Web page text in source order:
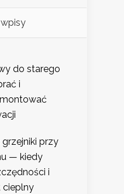
do starego
i
przy
— kiedy
i
cieplny